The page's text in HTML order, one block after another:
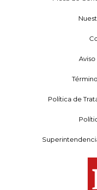
Política de